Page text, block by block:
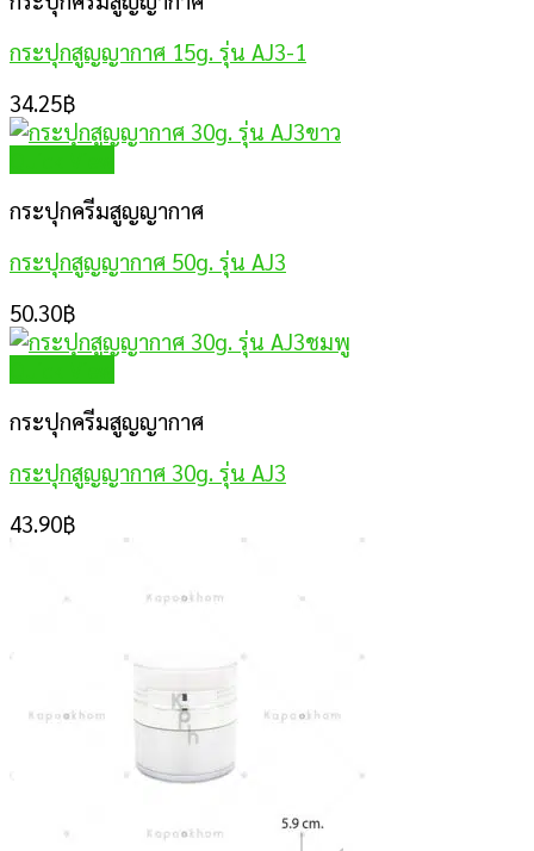
กระปุกสูญญากาศ 15g. รุ่น AJ3-1
34.25฿
กระปุกครีมสูญญากาศ
กระปุกสูญญากาศ 50g. รุ่น AJ3
50.30฿
กระปุกครีมสูญญากาศ
กระปุกสูญญากาศ 30g. รุ่น AJ3
43.90฿